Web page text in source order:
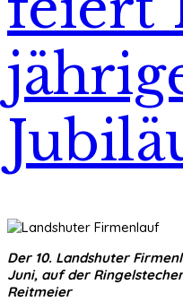
Der 10. Landshuter
Juni, auf der
Reitmeier